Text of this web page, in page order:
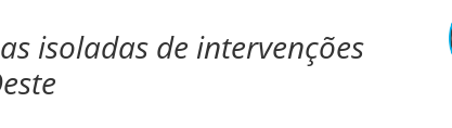
isoladas de intervenções